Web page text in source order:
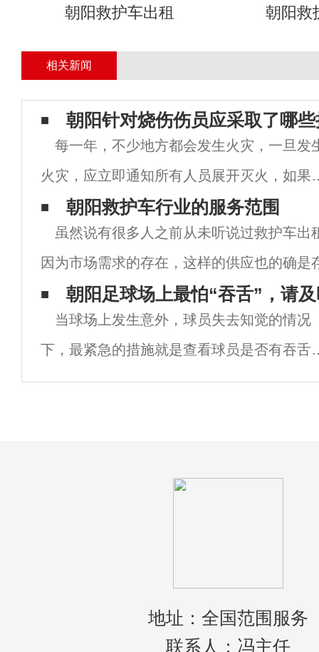
朝阳救护车出租 朝阳救
相关新闻
朝阳针对烧伤伤员应采取了哪
每一年，不少地方都会发生火灾，一旦发
火灾，应立即通知所有人员展开灭火，如果
势无法有效控制，应首先帮助人员逃离现场
火灾中容易造成烧伤，如果烧伤较严重，则
须进行正规治疗。以下救护车长途护送就带
了
朝阳救护车行业的服务范围
虽然说有很多人之前从未听说过救护车出
因为市场需求的存在，这样的供应也的确是
医院住院之后需要送到家的，还是说有很多
服务，都是可以选择租赁救护车来使用的。
朝阳足球场上最怕“吞舌”，请
当球场上发生意外，球员失去知觉的情况
下，最紧急的措施就是查看球员是否有吞舌
行为。吞舌是医学术语，多发生于人或动物
地址：全国范围服务
联系人：冯主任